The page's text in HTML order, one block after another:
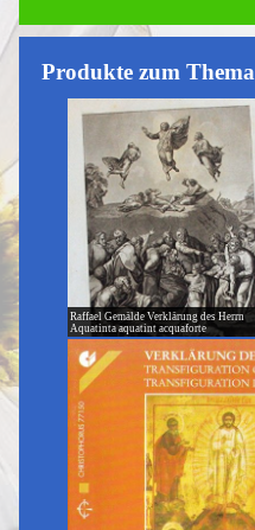
Produkte zum Thema
Raffael Gemälde Verklärung des Herrn
Aquatinta aquatint acquaforte